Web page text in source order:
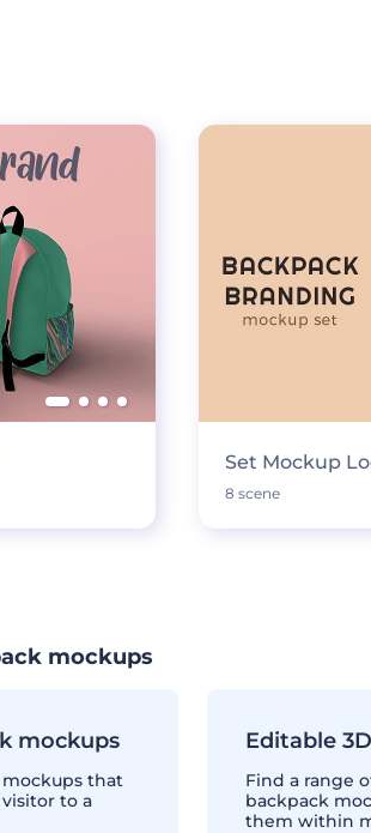
Set Mockup
8 scene
mockups
mockups
that
to a
Editable
Find a range
backpack
them within